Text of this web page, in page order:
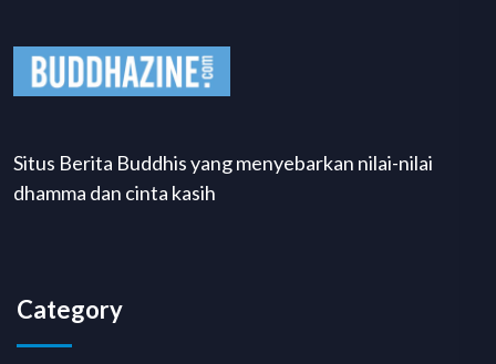
Situs Berita Buddhis yang menyebarkan nilai-nilai
dhamma dan cinta kasih
Category